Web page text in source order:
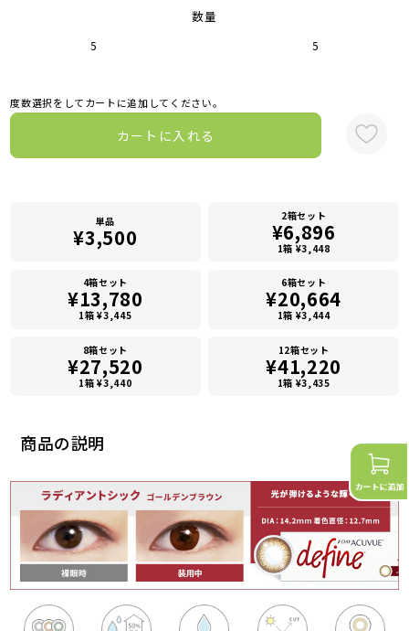
商品の説明
数量
5 5
度数選択をしてカートに追加してください。
カートに入れる
単品
¥3,500
2箱セット
¥6,896
1箱 ¥3,448
4箱セット
¥13,780
1箱 ¥3,445
6箱セット
¥20,664
1箱 ¥3,444
8箱セット
¥27,520
1箱 ¥3,440
12箱セット
¥41,220
1箱 ¥3,435